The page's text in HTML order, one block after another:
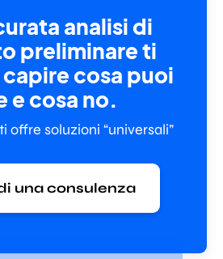
analisi di
preliminare ti
cosa puoi
e cosa no.
offre soluzioni “universali”
una consulenza